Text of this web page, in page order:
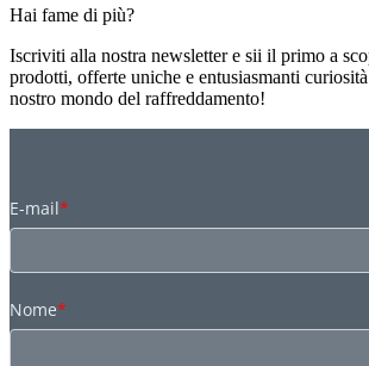
Hai fame di più?
Iscriviti alla nostra newsletter e sii il primo a
prodotti, offerte uniche e entusiasmanti
nostro mondo del raffreddamento!
E-mail*
Nome*